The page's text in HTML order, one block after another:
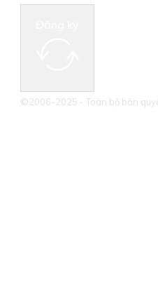
©2006-2025 - Toàn bộ bản